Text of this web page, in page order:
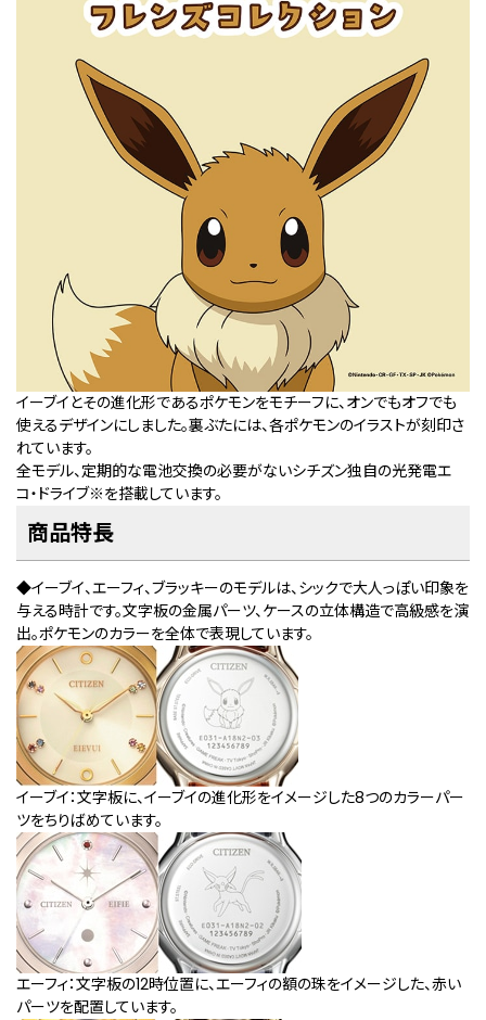
イーブイとその進化形であるポケモンをモチーフに、オンでもオフでも
使えるデザインにしました。裏ぶたには、各ポケモンのイラストが刻印さ
れています。
全モデル、定期的な電池交換の必要がないシチズン独自の光発電エ
コ・ドライブ※を搭載しています。
商品特長
◆イーブイ、エーフィ、ブラッキーのモデルは、シックで大人っぽい印象を
与える時計です。文字板の金属パーツ、ケースの立体構造で高級感を演
出。ポケモンのカラーを全体で表現しています。
イーブイ：文字板に、イーブイの進化形をイメージした8つのカラーパー
ツをちりばめています。
エーフィ：文字板の12時位置に、エーフィの額の珠をイメージした、赤い
パーツを配置しています。